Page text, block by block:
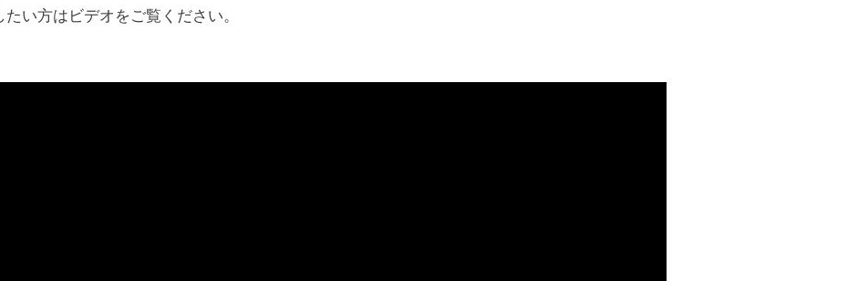
い方はビデオをご覧ください。